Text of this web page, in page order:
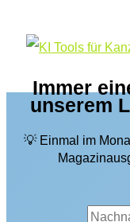
Immer
unserem
💡 Einmal im